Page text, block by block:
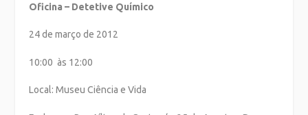
Oficina – Detetive Químico
24 de março de 2012
10:00 às 12:00
Local: Museu Ciência e Vida